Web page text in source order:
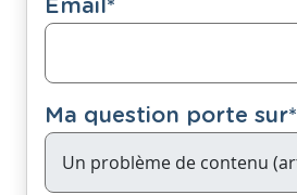
Email*
Ma question porte sur*